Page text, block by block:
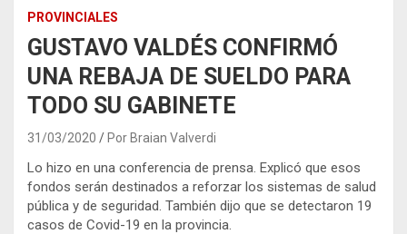
PROVINCIALES
GUSTAVO VALDÉS CONFIRMÓ
UNA REBAJA DE SUELDO PARA
TODO SU GABINETE
31/03/2020 Por Braian Valverdi
Lo hizo en una conferencia de prensa. Explicó que esos
fondos serán destinados a reforzar los sistemas de salud
pública y de seguridad. También dijo que se detectaron 19
casos de Covid-19 en la provincia.